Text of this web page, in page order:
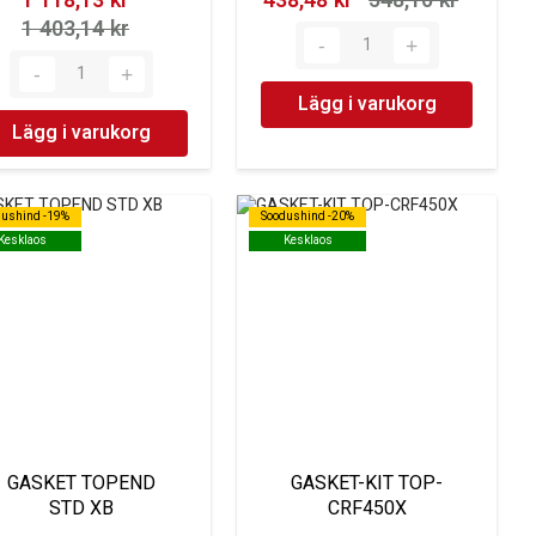
1 403,14 kr‎
Lägg i varukorg
Lägg i varukorg
-19%
Kesklaos
-19%
Kesklaos
GASKET TOPEND
STD XB
Soodushind -20%
Kesklaos
Soodushind -20%
Kesklaos
GASKET-KIT TOP-
CRF450X